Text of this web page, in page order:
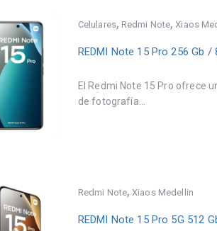
Celulares, Redmi Note,Xiaos
REDMI Note 15 Pro 256 Gb /
El Redmi Note 15 Pro ofrece
de fotografía...
Redmi Note,Xiaos Medellin
REDMI Note 15 Pro 5G 512